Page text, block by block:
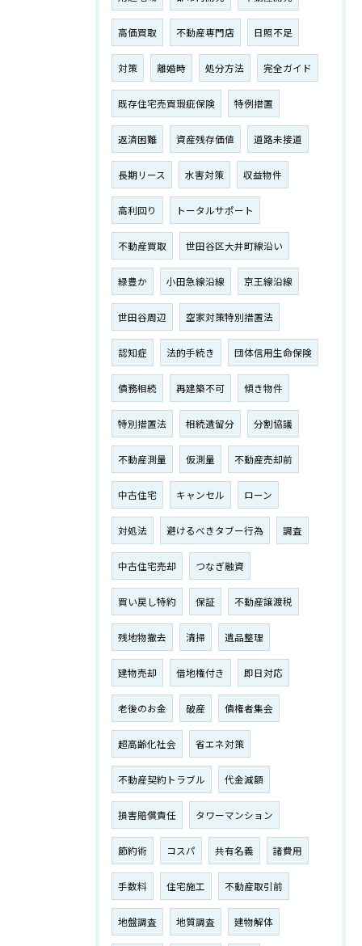
高価買取 不動産専門店 日照不足
対策 離婚時 処分方法 完全ガイド
既存住宅売買瑕疵保険 特例措置
返済困難 資産残存価値 道路未接道
長期リース 水害対策 収益物件
高利回り トータルサポート
不動産買取 世田谷区大井町線沿い
緑豊か 小田急線沿線 京王線沿線
世田谷周辺 空家対策特別措置法
認知症 法的手続き 団体信用生命保険
債務相続 再建築不可 傾き物件
特別措置法 相続遺留分 分割協議
不動産測量 仮測量 不動産売却前
中古住宅 キャンセル ローン
対処法 避けるべきタブー行為 調査
中古住宅売却 つなぎ融資
買い戻し特約 保証 不動産譲渡税
残地物撤去 清掃 遺品整理
建物売却 借地権付き 即日対応
老後のお金 破産 債権者集会
超高齢化社会 省エネ対策
不動産契約トラブル 代金減額
損害賠償責任 タワーマンション
節約術 コスパ 共有名義 諸費用
手数料 住宅施工 不動産取引前
地盤調査 地質調査 建物解体